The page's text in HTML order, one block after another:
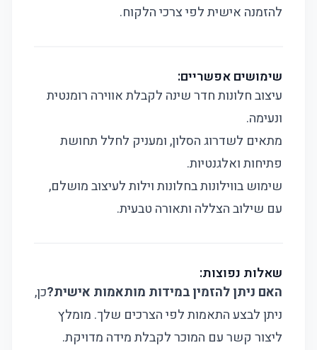
להזמנה אישית לפי צרכי הלקוח.
שימושים אפשריים:
עיצוב חלונות חדר שינה לקבלת אווירה רומנטית
ונעימה.
מתאים לשדרוג הסלון, ומעניק לחלל תחושת
פתיחות ואלגנטיות.
שימוש בווילונות בחלונות וילות לעיצוב מושלם,
עם שילוב הצללה ותאורה טבעית.
שאלות נפוצות:
האם ניתן להזמין במידות מותאמות אישית?כן,
ניתן לבצע התאמות לפי הצרכים שלך. מומלץ
ליצור קשר עם המוכר לקבלת מידה מדויקת.